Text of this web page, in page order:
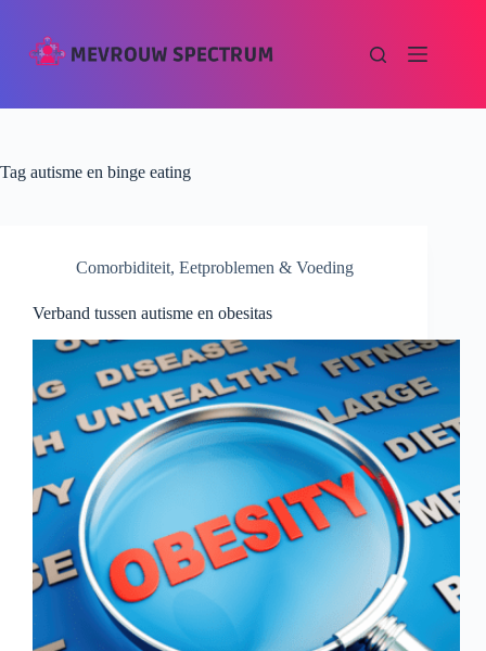
Tag autisme en binge eating
Comorbiditeit, Eetproblemen & Voeding
Verband tussen autisme en obesitas